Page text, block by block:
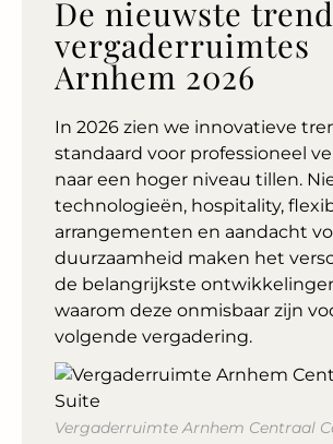
De nieuwste
vergaderruimtes
Arnhem 2026
In 2026 zien we innovatieve
standaard voor professioneel
naar een hoger niveau tillen.
technologieën, hospitality,
arrangementen en aandacht
duurzaamheid maken het
de belangrijkste
waarom deze onmisbaar zijn
volgende vergadering.
Vergaderruimte Arnhem Centraal